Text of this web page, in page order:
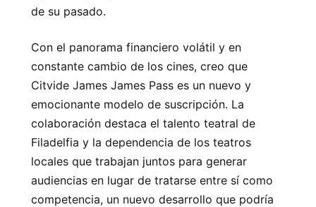
de su pasado.
Con el panorama financiero volátil y en
constante cambio de los cines, creo que
Citvide James James Pass es un nuevo y
emocionante modelo de suscripción. La
colaboración destaca el talento teatral de
Filadelfia y la dependencia de los teatros
locales que trabajan juntos para generar
audiencias en lugar de tratarse entre sí como
competencia, un nuevo desarrollo que podría